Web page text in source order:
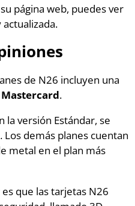
página web, puedes ver
de N26 incluyen una
.
la versión Estándar, se
. Los demás planes cuentan
metal en el plan más
que las tarjetas N26